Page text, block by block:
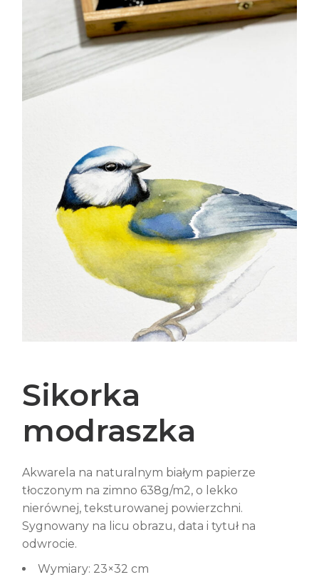
Sikorka
modraszka
Akwarela na naturalnym białym papierze
tłoczonym na zimno 638g/m2, o lekko
nierównej, teksturowanej powierzchni.
Sygnowany na licu obrazu, data i tytuł na
odwrocie.
Wymiary: 23×32 cm